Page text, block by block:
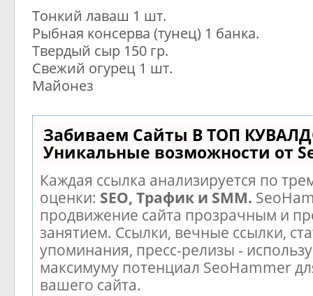
Тонкий лаваш 1 шт.
Рыбная консерва (тунец) 1 банка.
Твердый сыр 150 гр.
Свежий огурец 1 шт.
Майонез
Забиваем Сайты В ТОП
Уникальные возможности от
Каждая ссылка анализируется по
оценки: SEO, Трафик и SMM.
продвижение сайта прозрачным и
занятием. Ссылки, вечные ссылки,
упоминания, пресс-релизы -
максимуму потенциал SeoHammer
вашего сайта.